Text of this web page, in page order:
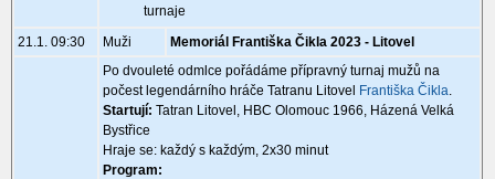
turnaje
21.1. 09:30
Muži
Memoriál Františka Čikla 2023 - Litovel
Po dvouleté odmlce pořádáme přípravný turnaj mužů na
počest legendárního hráče Tatranu Litovel
Františka Čikla.
Startují: Tatran Litovel, HBC Olomouc 1966, Házená Velká
Bystřice
Hraje se: každý s každým, 2x30 minut
Program: